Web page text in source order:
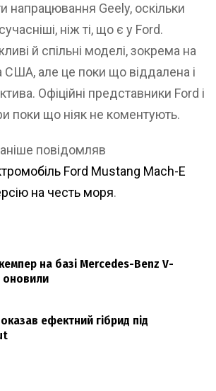
напрацювання Geely, оскільки
ніж ті, що є у Ford.
й спільні моделі, зокрема на
США, але це поки що віддалена і
Офіційні представники Ford і
поки що ніяк не коментують.
повідомляв
Ford Mustang Mach-E
на честь моря.
на базі Mercedes-Benz V-
оновили
ефектний гібрид під